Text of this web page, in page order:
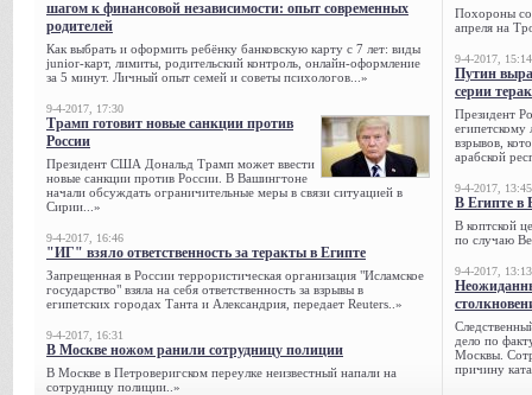
шагом к финансовой независимости: опыт современных
родителей
Как выбрать и оформить ребёнку банковскую карту с 7 лет: виды
junior-карт, лимиты, родительский контроль, онлайн-оформление
за 5 минут. Личный опыт семей и советы психологов...»
9-4-2017, 17:30
Трамп готовит новые санкции против
России
Президент США Дональд Трамп может ввести
новые санкции против России. В Вашингтоне
начали обсуждать ограничительные меры в связи ситуацией в
Сирии...»
9-4-2017, 16:46
"ИГ" взяло ответственность за теракты в Египте
Запрещенная в России террористическая организация "Исламское
государство" взяла на себя ответственность за взрывы в
египетских городах Танта и Александрия, передает Reuters..»
9-4-2017, 16:31
В Москве ножом ранили сотрудницу полиции
В Москве в Петроверигском переулке неизвестный напали на
сотрудницу полиции..»
Похороны
апреля на
9-4-2017, 15:14
Путин
серии
Президент
египетскому
взрывов,
арабской
9-4-2017, 13:45
В Египте в
В коптской
по случаю
9-4-2017, 13:13
дело по
Москвы.
причину